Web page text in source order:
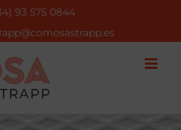
93 575 0844